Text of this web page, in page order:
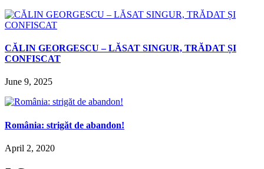
CĂLIN GEORGESCU – LĂSAT SINGUR, TRĂDAT ȘI
CONFISCAT
June 9, 2025
România: strigăt de abandon!
April 2, 2020